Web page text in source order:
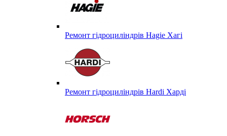
Ремонт гідроциліндрів Hagie Хагі
Ремонт гідроциліндрів Hardi Харді